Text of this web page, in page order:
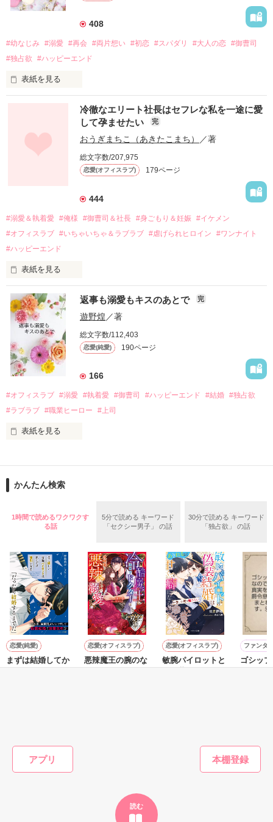
アプリ
読む
408
#幼なじみ #溺愛 #再会 #両片想い #初恋 #スパダリ #大人の恋 #御曹司
#独占欲
#ハッピーエンド
表紙を見る
幼なじみの哲平に淡い恋心を抱いていた美桜。
しかし、ある出来事をきっかけに二人の関係は壊れてしまう。
関係修復もできないまま、美桜は両親の離婚によって
引っ越すことになり、哲平とも離れ離れになった。
それから約十二年後。
過去の傷から、二度と会いたくないと思っていた哲平に
運命のような再会を果たす。
酔った勢いで一夜を共にしてしまった。
さらに、美桜が初めてだと知った哲平は
『責任をとる、結婚しよう』と真っ直ぐに告げてきた。
戸惑う美桜とは裏腹に、好きという気持ちを隠すことなく
甘やかしてくる。
そんなある日、哲平は美桜がストーカー被害に
遭っていることを知る。
美桜を守るため、哲平は同居を提案してきて――。
夏木美桜(なつきみお)
鳴海哲平 (なるみてっぺい)
2026.6.5～2026.7.25
＊以前、公開していた話の改稿版です＊
作品を読む
冷徹なエリート社長はセフレな私を一途に愛
して孕ませたい
完
おうぎまちこ（あきたこまち） ／著
総文字数/207,975
恋愛(オフィスラブ) 179ページ
444
#溺愛＆執着愛 #俺様 #御曹司＆社長 #身ごもり＆妊娠 #イケメン
#オフィスラブ #いちゃいちゃ＆ラブラブ #虐げられヒロイン
#ワンナイト
#ハッピーエンド
表紙を見る
おかしな噂を流されて前の職場でうまくいかなかった梅田美
桜は、海外で傷心旅行をしていたところ、日本人美青年と出会
い、酒の勢いもあり一夜限りの関係となる。
帰国後、美桜は新しい職場でワンナイトした美青年と再会。
なんと彼の正体は、とある財閥御曹司にも関わらず、一族を離
れて起業した新進気鋭の実業家、社内でも冷徹だと評判な社長
――御影恭司その人だったのだ――！
なぜか恭司から飼い猫の世話係を命じられた美桜は、猫の世
の関係となってしまい――？
返事も溺愛もキスのあとで 完
遊野煌 ／著
総文字数/112,403
恋愛(純愛) 190ページ
166
#オフィスラブ #溺愛 #執着愛 #御曹司 #ハッピーエンド #結婚 #独占欲
#ラブラブ #職業ヒーロー #上司
表紙を見る
ションの企画戦略室で働いている。
めた、同期で恋人の石垣守（26）がいるのだが、後輩の姫原由
いた。
守と由羅から『便利屋雛子』と馬鹿にされ、一人こっそり泣い
た上、同居まで提案してきて──？
鷹哉『宜しくな、俺の雛子』🦅
雛子『俺の……ひぃ、雛子？！！！』🐥
シゴデキで冷徹な上司が見せる素顔は、なぜか想像以上に甘く
て……🐥💓🦅
※表紙も作中使用の画像も全てフリー素材です。
かんたん検索
1時間で読めるワクワクす
る話
5分で読める キーワード
「セクシー男子」 の話
30分で読める キーワード
「独占欲」 の話
恋愛(純愛)
まずは結婚してか
恋愛(オフィスラブ)
悪辣魔王の腕のな
恋愛(オフィスラブ)
敏腕パイロットと
ファンタ
ゴシッ
かんたん検索の条件を変える